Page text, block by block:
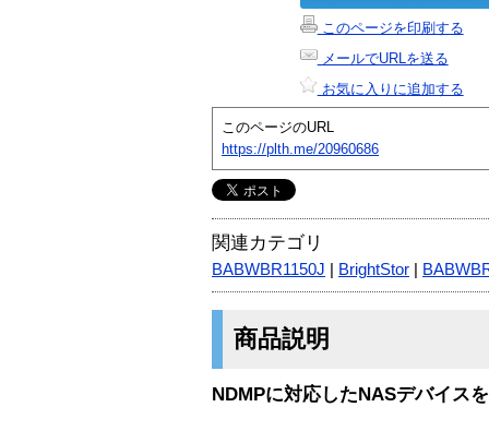
このページを印刷する
メールでURLを送る
お気に入りに追加する
このページのURL
https://plth.me/20960686
関連カテゴリ
BABWBR1150J BrightStor
商品説明
NDMPに対応したNASデバイス